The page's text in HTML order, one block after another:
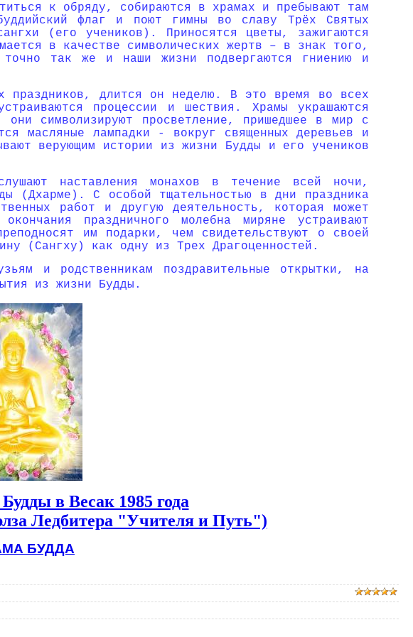
к обряду, собираются в храмах и пребывают там
флаг и поют гимны во славу Трёх Святых
(его учеников). Приносятся цветы, зажигаются
в качестве символических жертв – в знак того,
так же и наши жизни подвергаются гниению и
праздников, длится он неделю. В это время во всех
процессии и шествия. Храмы украшаются
символизируют просветление, пришедшее в мир с
масляные лампадки - вокруг священных деревьев и
верующим истории из жизни Будды и его учеников
наставления монахов в течение всей ночи,
(Дхарме). С особой тщательностью в дни праздника
работ и другую деятельность, которая может
праздничного молебна миряне устраивают
им подарки, чем свидетельствуют о своей
(Сангху) как одну из Трех Драгоценностей.
и родственникам поздравительные открытки, на
из жизни Будды.
в Весак 1985 года
Ледбитера "Учителя и Путь")
БУДДА